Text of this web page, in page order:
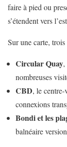
faire à pied ou
s’étendent vers
Sur une carte, trois
Circular Quay
nombreuses
CBD, le
connexions
Bondi et les
balnéaire